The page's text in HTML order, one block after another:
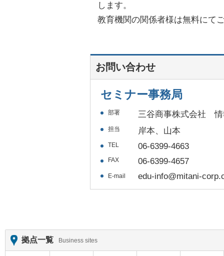
します。
教育機関の関係者様は無料にて
お問い合わせ
セミナー事務局
部署 三谷商事株式会社
担当 岸本、山本
TEL 06-6399-4663
FAX 06-6399-4657
E-mail edu-info@mitani-
拠点一覧 Business sites